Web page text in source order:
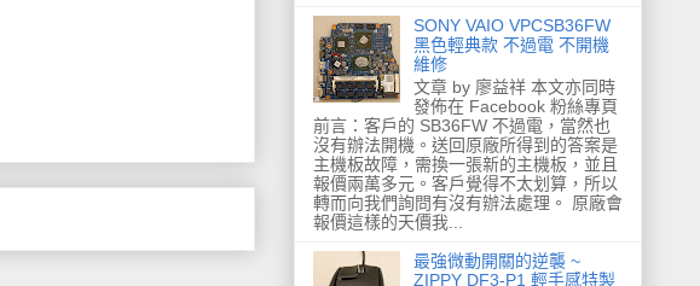
SONY VAIO VPCSB36FW
黑色輕典款 不過電 不開機
維修
文章 by 廖益祥 本文亦同時
發佈在 Facebook 粉絲專頁
前言：客戶的 SB36FW 不過電，當然也
沒有辦法開機。送回原廠所得到的答案是
主機板故障，需換一張新的主機板，並且
報價兩萬多元。客戶覺得不太划算，所以
轉而向我們詢問有沒有辦法處理。 原廠會
報價這樣的天價我...
最強微動開關的逆襲 ~
ZIPPY DF3-P1 輕手感特製